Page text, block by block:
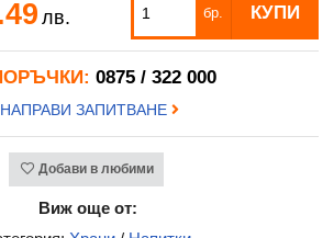
лв. бр. КУПИ
0875 / 322 000
НАПРАВИ ЗАПИТВАНЕ
Добави в любими
Виж още от: